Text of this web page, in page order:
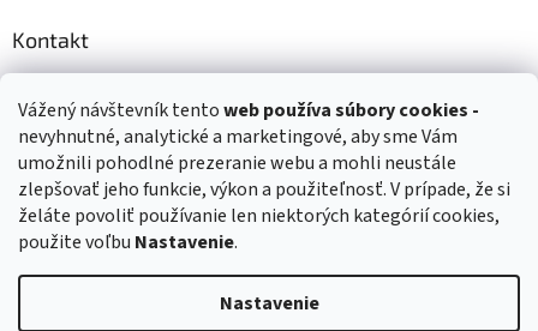
Vážený návštevník tentoweb používasúbory cookies -
nevyhnutné, analytické a marketingové, aby sme Vám
umožnili pohodlné prezeranie webu a mohli neustále
zlepšovať jeho funkcie, výkon a použiteľnosť. V prípade, že si
želáte povoliť používanie len niektorých kategórií cookies,
použite voľbu Nastavenie.
Nastavenie
Kontakt
+421 903 144 673